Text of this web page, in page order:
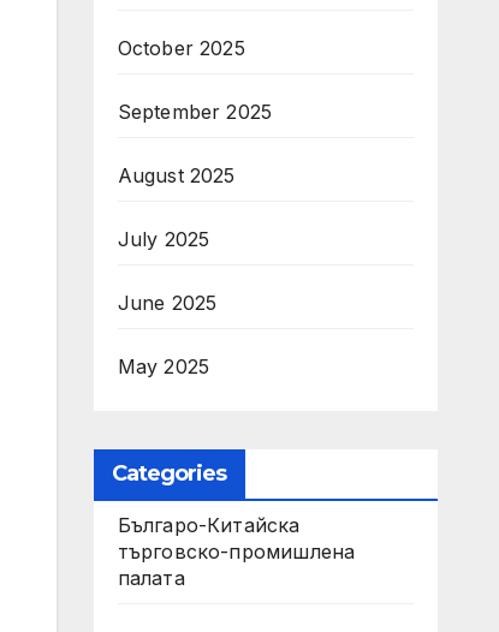
October 2025
September 2025
August 2025
July 2025
June 2025
May 2025
Categories
Българо-Китайска
търговско-промишлена
палата